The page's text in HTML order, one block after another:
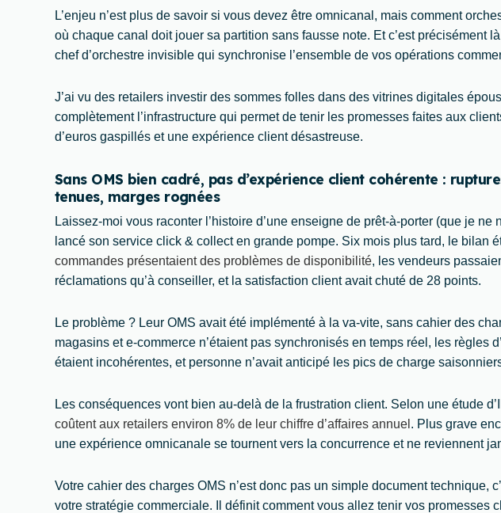
L’enjeu n’est plus de savoir si vous devez être omnicanal, mais comment
où chaque canal doit jouer sa partition sans fausse note. Et c’est précisément
chef d’orchestre invisible qui synchronise l’ensemble de vos opérations
J’ai vu des retailers investir des sommes folles dans des vitrines digitales
complètement l’infrastructure qui permet de tenir les promesses faites aux
d’euros gaspillés et une expérience client désastreuse.
Sans OMS bien cadré, pas d’expérience client cohérente :
tenues, marges rognées
Laissez-moi vous raconter l’histoire d’une enseigne de prêt-à-porter (que je ne
lancé son service click & collect en grande pompe. Six mois plus tard, le bilan
commandes présentaient des problèmes de disponibilité, les vendeurs
réclamations qu’à conseiller, et la satisfaction client avait chuté de 28 points.
Le problème ? Leur OMS avait été implémenté à la va-vite, sans cahier des
magasins et e-commerce n’étaient pas synchronisés en temps réel, les règles
étaient incohérentes, et personne n’avait anticipé les pics de charge
Les conséquences vont bien au-delà de la frustration client. Selon une étude
coûtent aux retailers environ 8% de leur chiffre d’affaires annuel . Plus grave
une expérience omnicanale se tournent vers la concurrence et ne reviennent
Votre cahier des charges OMS n’est donc pas un simple document technique,
votre stratégie commerciale. Il définit comment vous allez tenir vos promesses